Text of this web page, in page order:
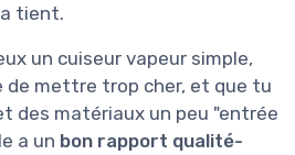
tient.
un cuiseur vapeur simple,
de mettre trop cher, et que tu
des matériaux un peu "entrée
a un bon rapport qualité-